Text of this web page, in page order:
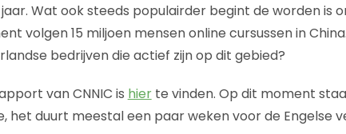
Wat ook steeds populairder begint de worden is
volgen 15 miljoen mensen online cursussen in
bedrijven die actief zijn op dit gebied?
van CNNIC is hierte vinden. Op dit moment
het duurt meestal een paar weken voor de Engelse